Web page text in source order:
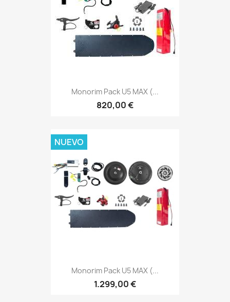
Monorim Pack U5 MAX (...
820,00 €
Monorim Pack U5 MAX (...
1.299,00 €
NUEVO